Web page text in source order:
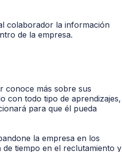
colaborador la información
de la empresa.
conoce más sobre sus
con todo tipo de aprendizajes,
para que él pueda
la empresa en los
tiempo en el reclutamiento y